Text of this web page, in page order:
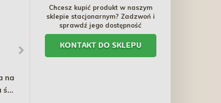
na
śr.
Chcesz kupić produkt w naszym
sklepie stacjonarnym? Zadzwoń i
sprawdź jego dostępność
KONTAKT DO SKLEPU